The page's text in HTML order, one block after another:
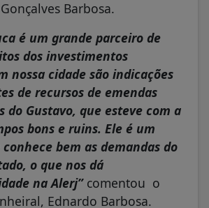
Barbosa.
é um grande parceiro de
dos investimentos
nossa cidade são indicações
de recursos de emendas
do Gustavo, que esteve com a
bons e ruins. Ele é um
bem as demandas do
o que nos dá
na Alerj” comentou o
Ednardo Barbosa.